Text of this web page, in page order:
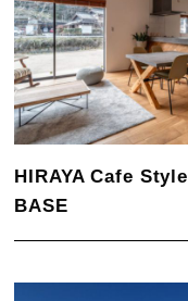
HIRAYA Cafe Style
BASE